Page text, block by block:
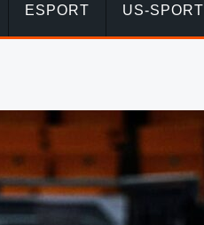
ESPORT US-SPORT